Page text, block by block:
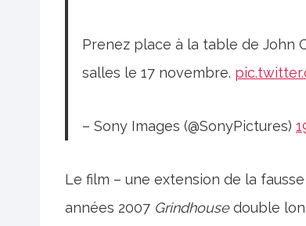
Prenez place à la table de John
salles le 17 novembre.
– Sony Images (@SonyPictures)
Le film – une extension de la
années 2007 Grindhousedouble